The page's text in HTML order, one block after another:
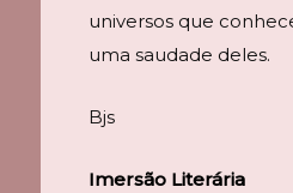
universos que
uma saudade deles.
Bjs
Imersão Literária